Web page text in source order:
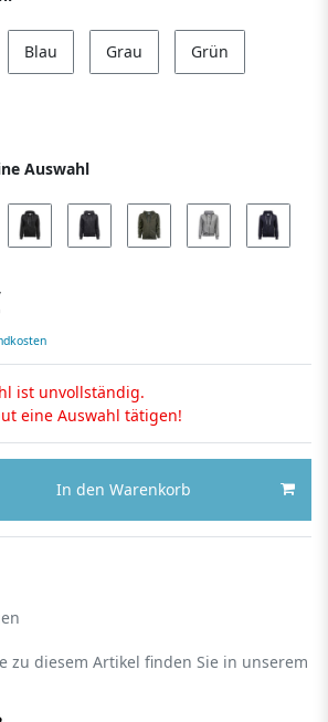
Blau Grau Grün
Auswahl
ist unvollständig.
eine Auswahl tätigen!
In den Warenkorb
zu diesem Artikel finden Sie in unserem